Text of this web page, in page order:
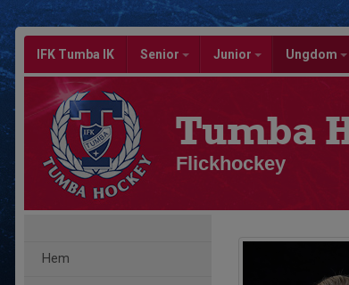
IFK Tumba IK Senior Junior Ungdom
Tumba
Flickhockey
Hem